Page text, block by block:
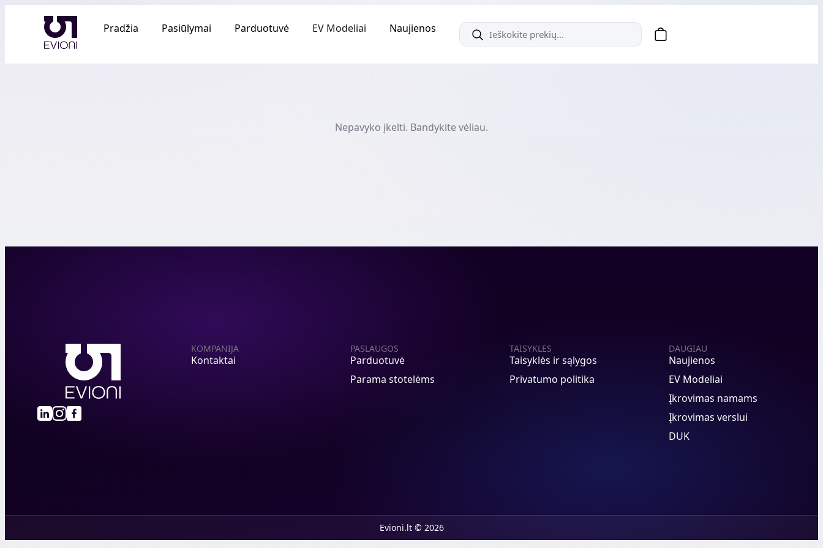
Pradžia Pasiūlymai Parduotuvė EV Modeliai Naujienos
Nepavyko įkelti. Bandykite vėliau.
KOMPANIJA
Kontaktai
PASLAUGOS
Parduotuvė
Parama stotelėms
TAISYKLĖS
Taisyklės ir sąlygos
Privatumo politika
DAUGIAU
Naujienos
EV Modeliai
Įkrovimas namams
Įkrovimas verslui
DUK
Evioni.lt © 2026